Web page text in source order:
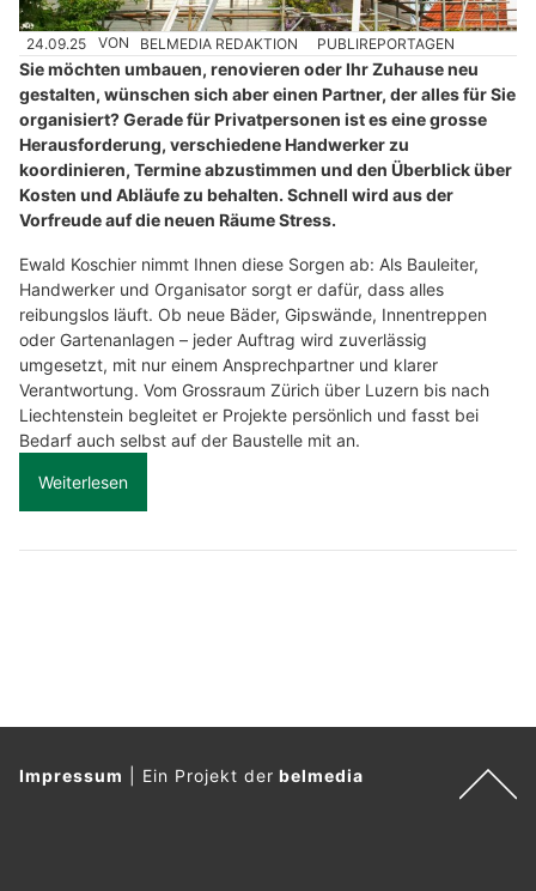
24.09.25 VON BELMEDIA REDAKTION PUBLIREPORTAGEN
Sie möchten umbauen, renovieren oder Ihr Zuhause neu
gestalten, wünschen sich aber einen Partner, der alles für Sie
organisiert? Gerade für Privatpersonen ist es eine grosse
Herausforderung, verschiedene Handwerker zu
koordinieren, Termine abzustimmen und den Überblick über
Kosten und Abläufe zu behalten. Schnell wird aus der
Vorfreude auf die neuen Räume Stress.
Ewald Koschier nimmt Ihnen diese Sorgen ab: Als Bauleiter,
Handwerker und Organisator sorgt er dafür, dass alles
reibungslos läuft. Ob neue Bäder, Gipswände, Innentreppen
oder Gartenanlagen – jeder Auftrag wird zuverlässig
umgesetzt, mit nur einem Ansprechpartner und klarer
Verantwortung. Vom Grossraum Zürich über Luzern bis nach
Liechtenstein begleitet er Projekte persönlich und fasst bei
Bedarf auch selbst auf der Baustelle mit an.
Weiterlesen
Impressum Ein Projekt derbelmedia